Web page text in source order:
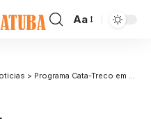
Aa
> Programa Cata-Treco em Ubatuba: eficiência na coleta de volumosos e impacto direto na limpeza urbana